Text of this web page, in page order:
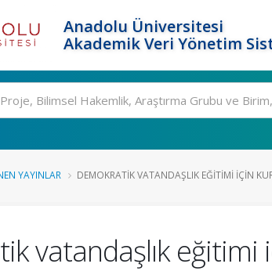
Anadolu Üniversitesi
Akademik Veri Yönetim
YAYINLAR DEMOKRATIK VATANDAŞLIK EĞITIMI IÇIN
vatandaşlık